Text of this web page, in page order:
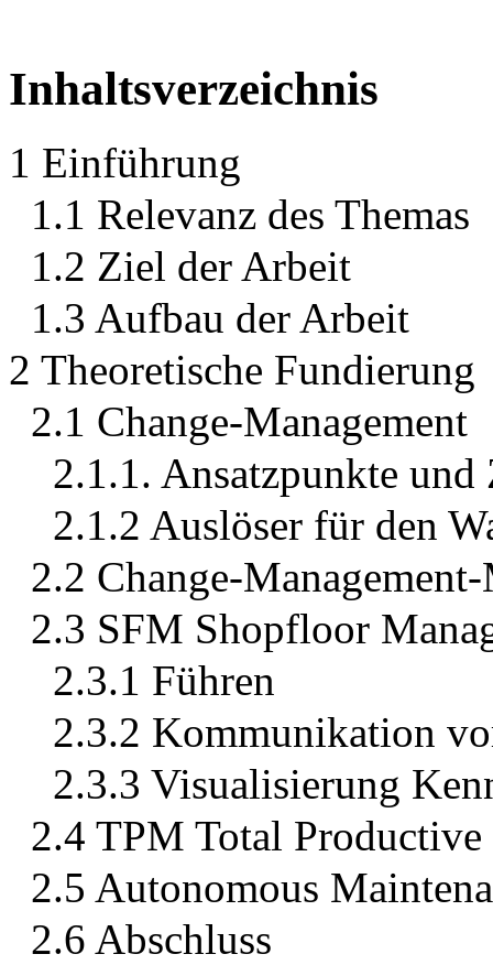
Inhaltsverzeichnis
1 Einführung
1.1 Relevanz des Themas
1.2 Ziel der Arbeit
1.3 Aufbau der Arbeit
2 Theoretische Fundierung
2.1 Change-Management
2.1.1. Ansatzpunkte und
2.1.2 Auslöser für den
2.2 Change-
2.3 SFM Shopfloor
2.3.1 Führen
2.3.2 Kommunikation
2.3.3 Visualisierung
2.4 TPM Total Productive
2.5 Autonomous
2.6 Abschluss